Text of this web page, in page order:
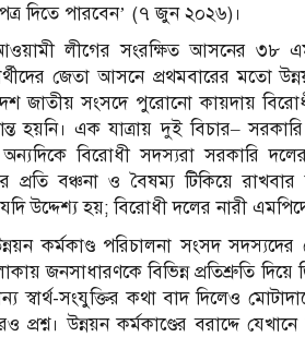
দিতে পারবেন’ (৭ জুন ২০২৬)।
লীগের সংরক্ষিত আসনের ৩৮
জেতা আসনে প্রথমবারের মতো
জাতীয় সংসদে পুরোনো কায়দায়
হয়নি। এক যাত্রায় দুই বিচার–
অন্যদিকে বিরোধী সদস্যরা সরকারি
বঞ্চনা ও বৈষম্য টিকিয়ে
উদ্দেশ্য হয়; বিরোধী দলের নারী
কর্মকাণ্ড পরিচালনা সংসদ
জনসাধারণকে বিভিন্ন প্রতিশ্রুতি
স্বার্থ-সংযুক্তির কথা বাদ দিলেও
উন্নয়ন কর্মকাণ্ডের বরাদ্দে